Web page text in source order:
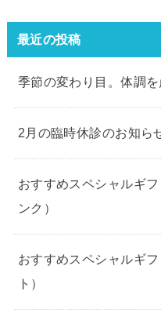
最近の投稿
季節の変わり目。体調
2月の臨時休診のお知ら
おすすめスペシャルギ
ンク）
おすすめスペシャルギ
ト）